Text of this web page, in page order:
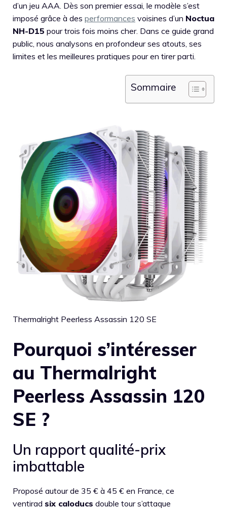
d’un jeu AAA. Dès son premier essai, le modèle s’est
imposé grâce à des performances voisines d’un Noctua
NH-D15 pour trois fois moins cher. Dans ce guide grand
public, nous analysons en profondeur ses atouts, ses
limites et les meilleures pratiques pour en tirer parti.
Sommaire
Thermalright Peerless Assassin 120 SE
Pourquoi s’intéresser
au Thermalright
Peerless Assassin 120
SE ?
Un rapport qualité-prix
imbattable
Proposé autour de 35 € à 45 € en France, ce
ventirad six caloducs double tour s’attaque